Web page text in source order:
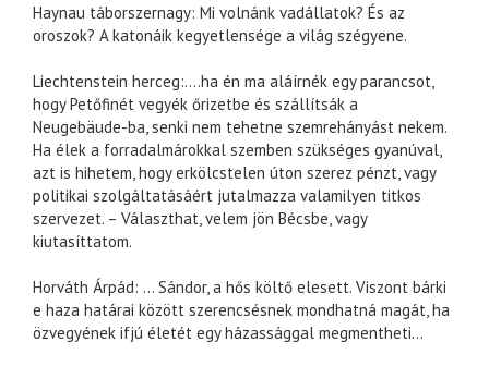
Haynau táborszernagy: Mi volnánk vadállatok? És az
oroszok? A katonáik kegyetlensége a világ szégyene.
Liechtenstein herceg:….ha én ma aláírnék egy parancsot,
hogy Petőfinét vegyék őrizetbe és szállítsák a
Neugebäude-ba, senki nem tehetne szemrehányást nekem.
Ha élek a forradalmárokkal szemben szükséges gyanúval,
azt is hihetem, hogy erkölcstelen úton szerez pénzt, vagy
politikai szolgáltatásáért jutalmazza valamilyen titkos
szervezet. – Választhat, velem jön Bécsbe, vagy
kiutasíttatom.
Horváth Árpád: … Sándor, a hős költő elesett. Viszont bárki
e haza határai között szerencsésnek mondhatná magát, ha
özvegyének ifjú életét egy házassággal megmentheti…